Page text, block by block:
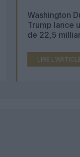
Washington
Trump lance
de 22,5
LIRE